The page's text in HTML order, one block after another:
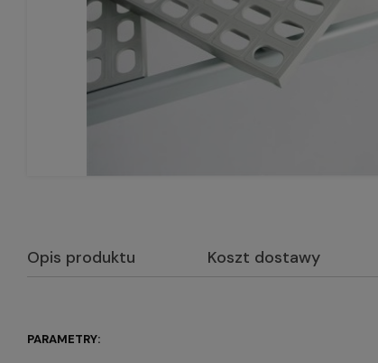
Opis produktu Koszt dostawy
PARAMETRY: